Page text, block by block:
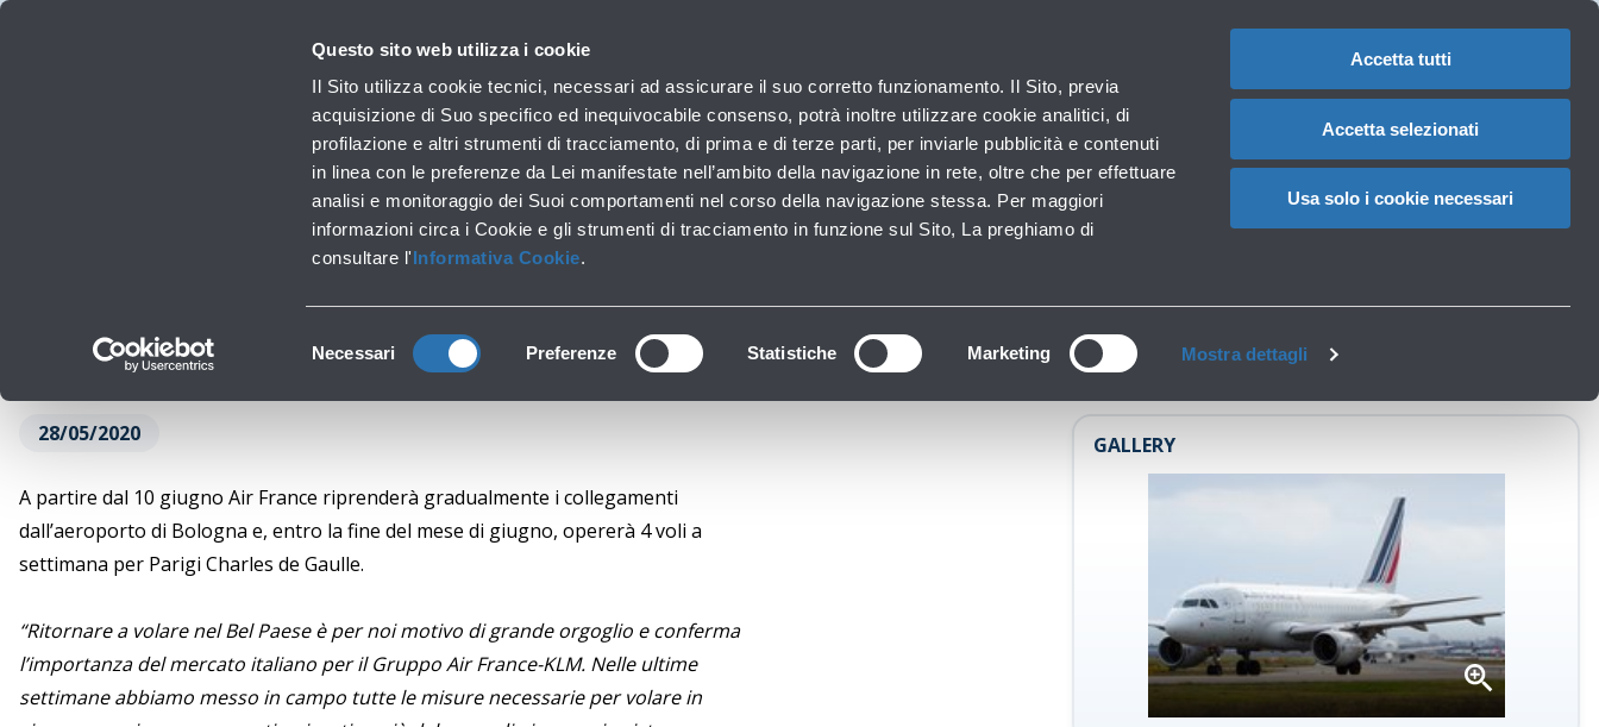
Questo sito web utilizza i cookie
Il Sito utilizza cookie tecnici, necessari ad assicurare il suo corretto funzionamento. Il Sito, previa
acquisizione di Suo specifico ed inequivocabile consenso, potrà inoltre utilizzare cookie analitici, di
profilazione e altri strumenti di tracciamento, di prima e di terze parti, per inviarle pubblicità e contenuti
in linea con le preferenze da Lei manifestate nell’ambito della navigazione in rete, oltre che per effettuare
analisi e monitoraggio dei Suoi comportamenti nel corso della navigazione stessa. Per maggiori
informazioni circa i Cookie e gli strumenti di tracciamento in funzione sul Sito, La preghiamo di
consultare l'Informativa Cookie.
del
Necessari Preferenze Statistiche Marketing Mostra dettagli
Accetta tutti
Accetta selezionati
Usa solo i cookie necessari
CAMBIA
Profilo aziendale Business Sala stampa Operatori aeroportuali Carrello
Air France riprende i collegamenti da Bologna
28/05/2020
A partire dal 10 giugno Air France riprenderà gradualmente i collegamenti
dall’aeroporto di Bologna e, entro la fine del mese di giugno, opererà 4 voli a
settimana per Parigi Charles de Gaulle.
“Ritornare a volare nel Bel Paese è per noi motivo di grande orgoglio e conferma
l’importanza del mercato italiano per il Gruppo Air France-KLM. Nelle ultime
settimane abbiamo messo in campo tutte le misure necessarie per volare in
GALLERY
Apri
la
gallery